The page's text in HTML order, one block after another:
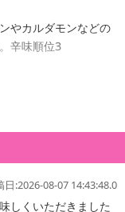
やカルダモンなどの
辛味順位3
パーや唐辛子などの
スパイスの香り、濃
日:2026-08-07 14:43:48.0
しくいただきました